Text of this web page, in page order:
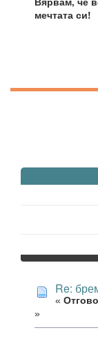
мечтата си!
Re:
«
»